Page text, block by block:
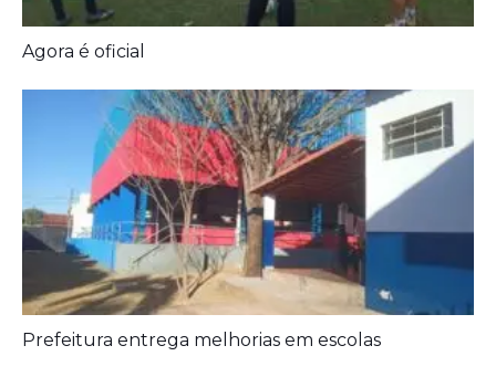
Agora é oficial
Prefeitura entrega melhorias em escolas